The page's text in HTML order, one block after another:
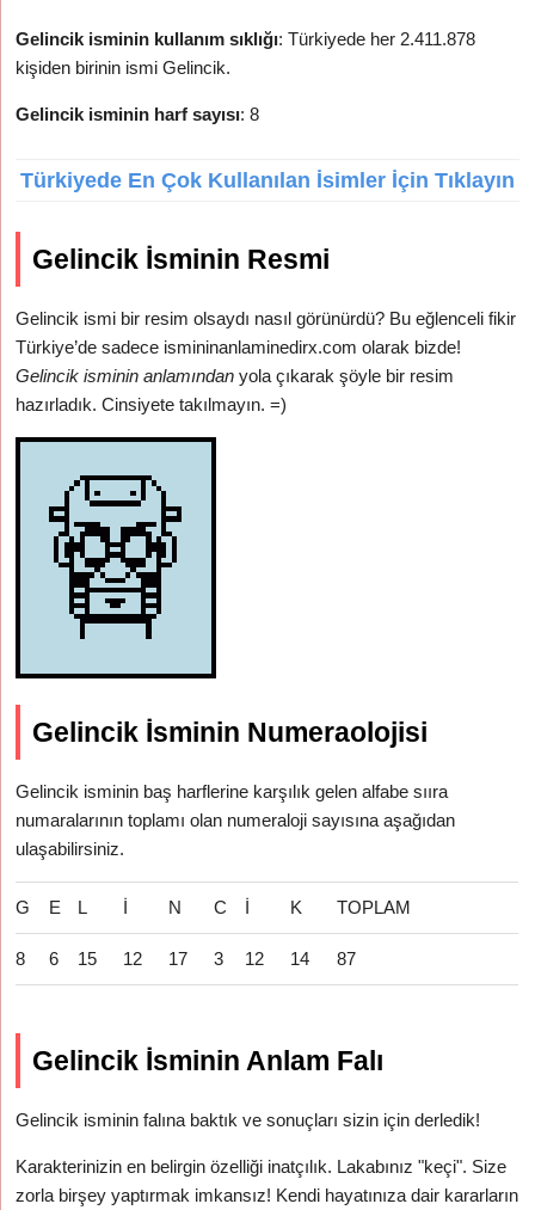
Gelincik isminin kullanım sıklığı: Türkiyede her 2.411.878
kişiden birinin ismi Gelincik.
Gelincik isminin harf sayısı: 8
Türkiyede En Çok Kullanılan İsimler İçin Tıklayın
Gelincik İsminin Resmi
Gelincik ismi bir resim olsaydı nasıl görünürdü? Bu eğlenceli fikir
Türkiye’de sadece ismininanlaminedirx.com olarak bizde!
Gelincik isminin anlamından yola çıkarak şöyle bir resim
hazırladık. Cinsiyete takılmayın. =)
Gelincik İsminin Numeraolojisi
Gelincik isminin baş harflerine karşılık gelen alfabe sııra
numaralarının toplamı olan numeraloji sayısına aşağıdan
ulaşabilirsiniz.
G E L İ N C İ K TOPLAM
8 6 15 12 17 3 12 14 87
Gelincik İsminin Anlam Falı
Gelincik isminin falına baktık ve sonuçları sizin için derledik!
Karakterinizin en belirgin özelliği inatçılık. Lakabınız "keçi". Size
zorla birşey yaptırmak imkansız! Kendi hayatınıza dair kararların